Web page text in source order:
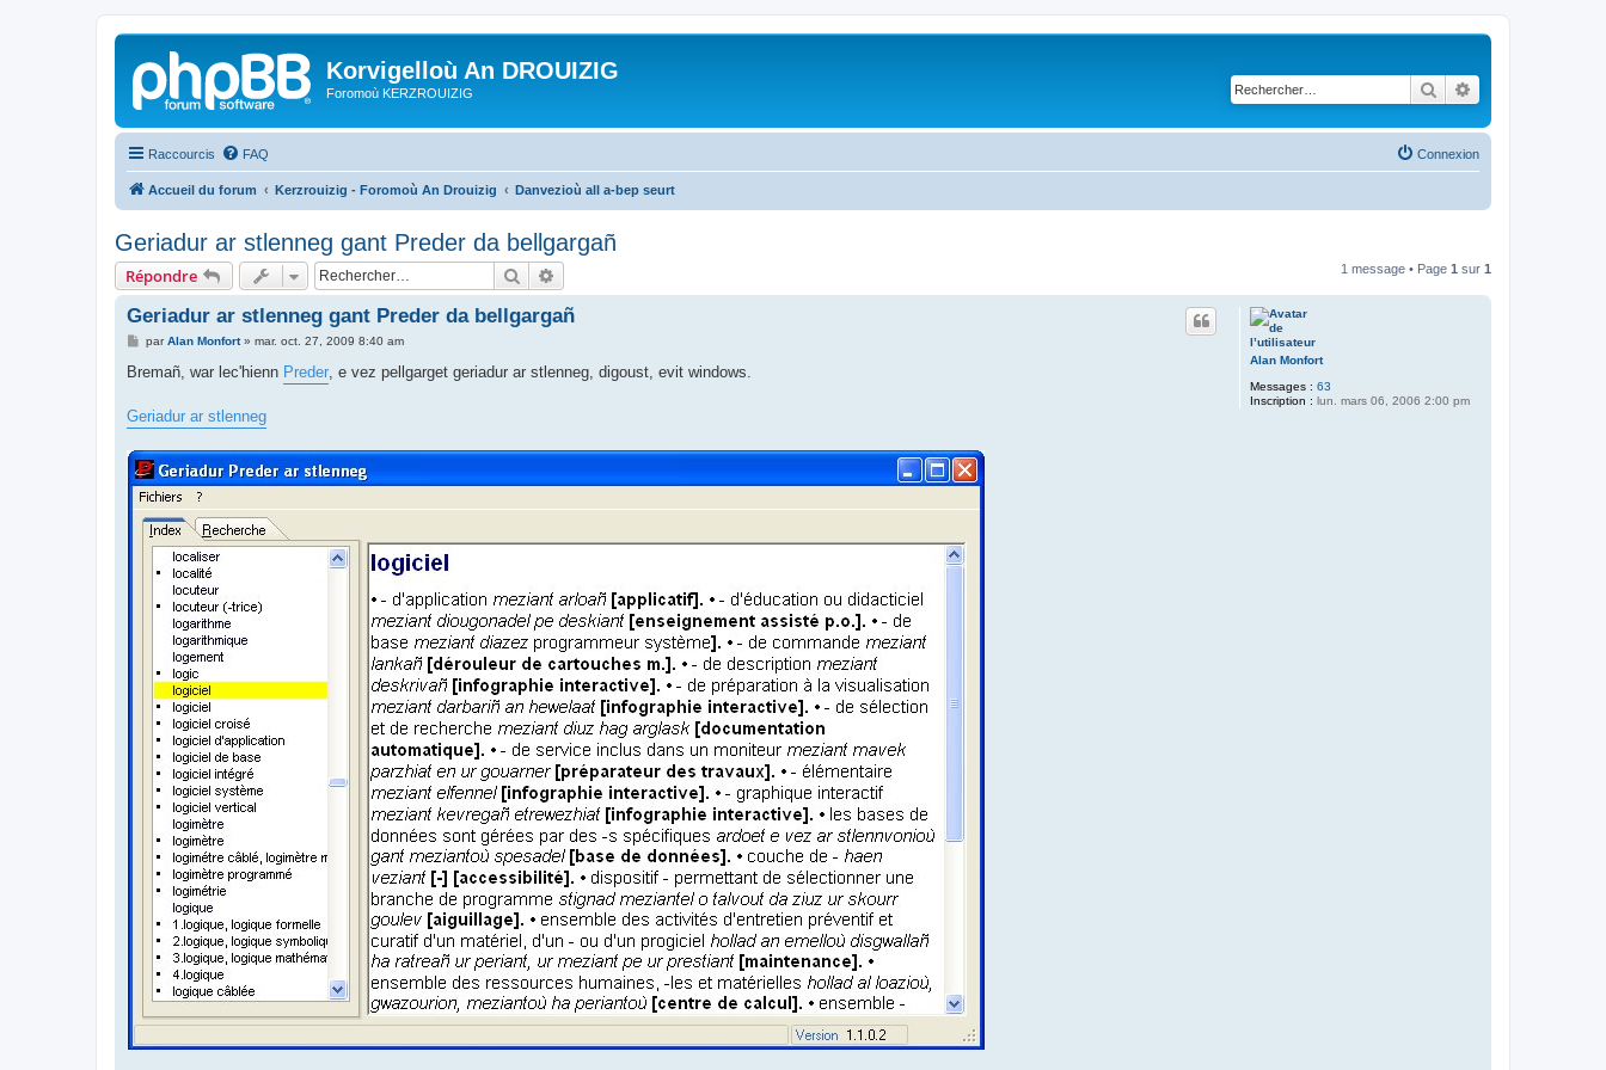
Korvigelloù An DROUIZIG
Foromoù KERZROUIZIG Rechercher
Raccourcis FAQ Connexion
Accueil du forum Kerzrouizig - Foromoù An Drouizig Danvezioù all a-bep seurt
Geriadur ar stlenneg gant Preder da bellgargañ
Répondre Rechercher 1 message • Page 1 sur 1
Alan Monfort
Messages : 63
Inscription : lun. mars 06, 2006 2:00 pm
Geriadur ar stlenneg gant Preder da bellgargañ
M
s
g
e
parAlan Monfort» mar. oct. 27, 2009 8:40 am
Bremañ, war lec'hienn Preder , e vez pellgarget geriadur ar stlenneg, digoust, evit windows.
Geriadur ar stlenneg